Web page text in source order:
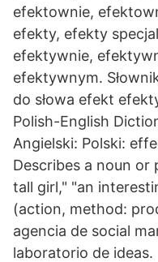
efektownie,
efekty, efekty
efektywnie,
efektywnym.
do słowa efekt
Polish-English
Angielski: Polski:
Describes a noun
tall girl," "an
(action, method:
agencia de social
laboratorio de ideas.